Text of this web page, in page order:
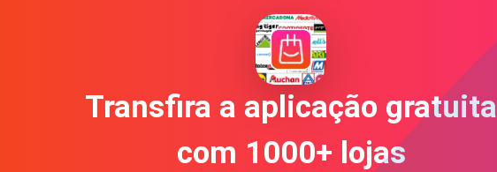
Transfira a aplicação gratuita
com 1000+ lojas